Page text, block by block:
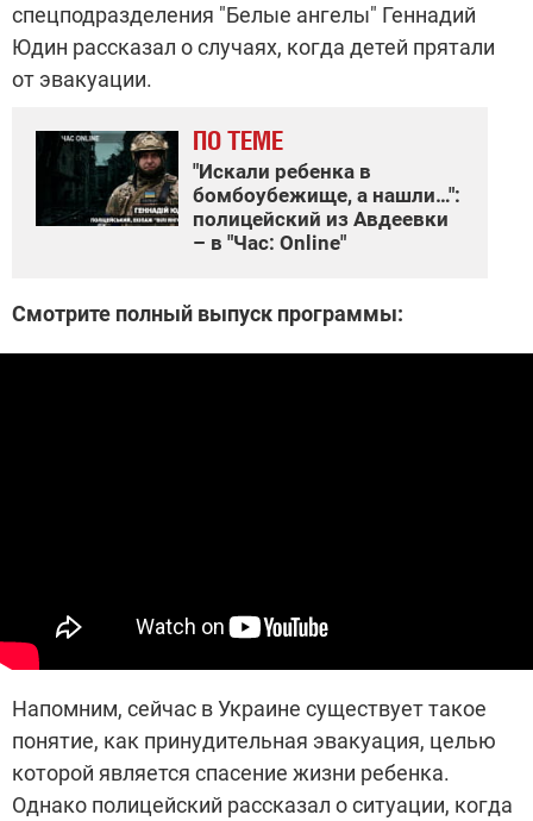
спецподразделения "Белые ангелы" Геннадий
Юдин рассказал о случаях, когда детей прятали
от эвакуации.
ПО ТЕМЕ
"Искали ребенка в
бомбоубежище, а нашли…":
полицейский из Авдеевки
– в "Час: Online"
Смотрите полный выпуск программы:
Напомним, сейчас в Украине существует такое
понятие, как принудительная эвакуация, целью
которой является спасение жизни ребенка.
Однако полицейский рассказал о ситуации, когда